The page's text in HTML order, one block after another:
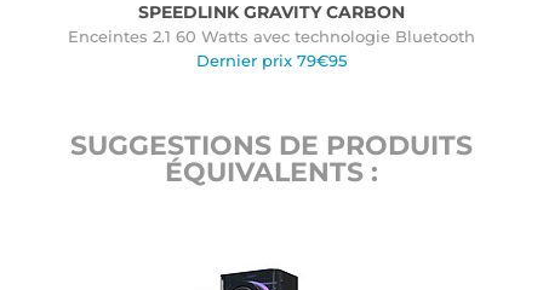
SPEEDLINK GRAVITY CARBON
Enceintes 2.1 60 Watts avec technologie Bluetooth
Dernier prix 79€95
SUGGESTIONS DE PRODUITS
ÉQUIVALENTS :